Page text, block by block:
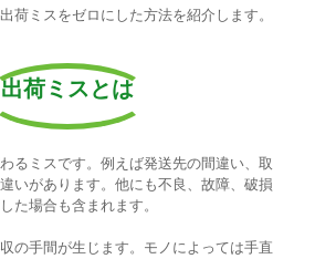
荷ミスをゼロにした方法を紹介します。
出荷ミスとは
るミスです。例えば発送先の間違い、取
いがあります。他にも不良、故障、破損
た場合も含まれます。
の手間が生じます。モノによっては手直